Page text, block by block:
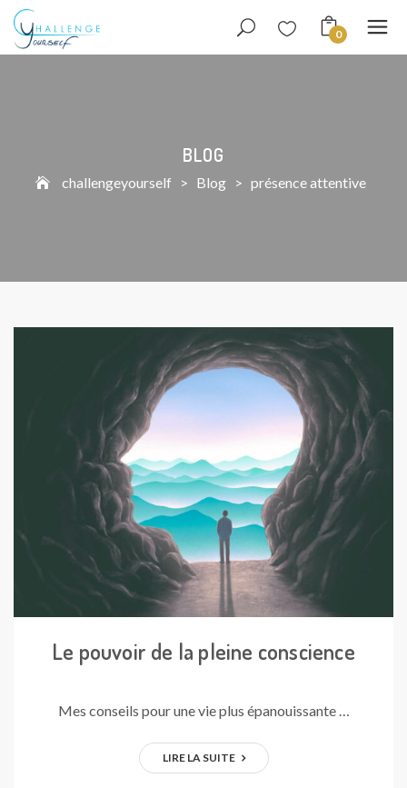
0
BLOG
challengeyourself > Blog > présence attentive
Le pouvoir de la pleine conscience
Mes conseils pour une vie plus épanouissante …
LIRE LA SUITE